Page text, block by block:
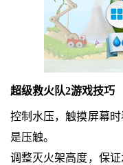
超级救火队2游戏技巧
控制水压，触摸屏幕
是压触。
调整灭火架高度，保